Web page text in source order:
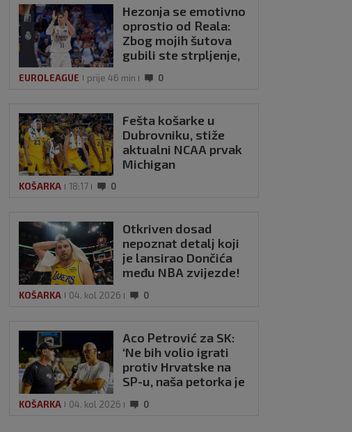
Hezonja se emotivno
oprostio od Reala:
Zbog mojih šutova
gubili ste strpljenje,
EUROLEAGUE prije 46 min 0
Fešta košarke u
Dubrovniku, stiže
aktualni NCAA prvak
Michigan
KOŠARKA 18:17 0
Otkriven dosad
nepoznat detalj koji
je lansirao Dončića
među NBA zvijezde!
KOŠARKA 04. kol 2026 0
Aco Petrović za SK:
‘Ne bih volio igrati
protiv Hrvatske na
SP-u, naša petorka je
KOŠARKA 04. kol 2026 0